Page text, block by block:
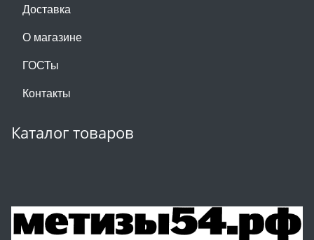
Доставка
О магазине
ГОСТы
Контакты
Каталог товаров